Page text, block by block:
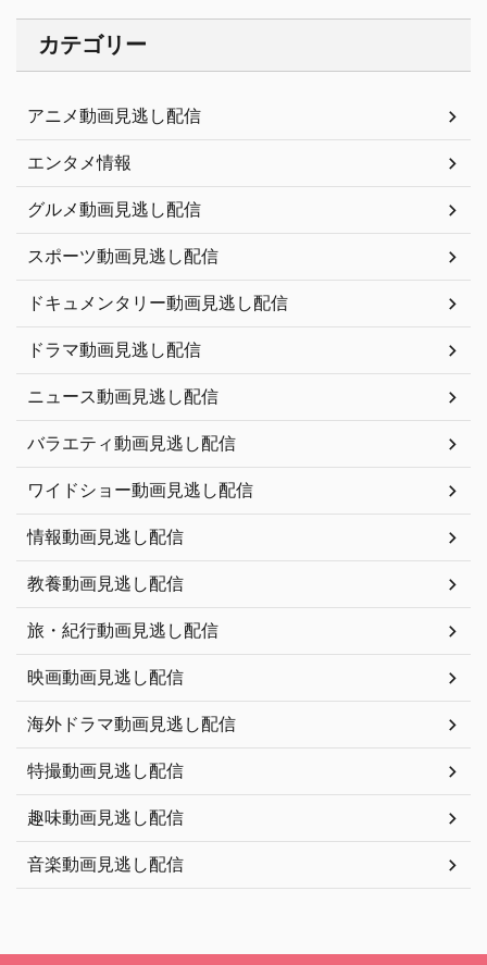
カテゴリー
アニメ動画見逃し配信
エンタメ情報
グルメ動画見逃し配信
スポーツ動画見逃し配信
ドキュメンタリー動画見逃し配信
ドラマ動画見逃し配信
ニュース動画見逃し配信
バラエティ動画見逃し配信
ワイドショー動画見逃し配信
情報動画見逃し配信
教養動画見逃し配信
旅・紀行動画見逃し配信
映画動画見逃し配信
海外ドラマ動画見逃し配信
特撮動画見逃し配信
趣味動画見逃し配信
音楽動画見逃し配信